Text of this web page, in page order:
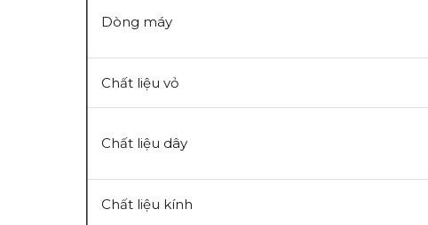
Dòng máy
Chất liệu vỏ
Chất liệu dây
Chất liệu kính